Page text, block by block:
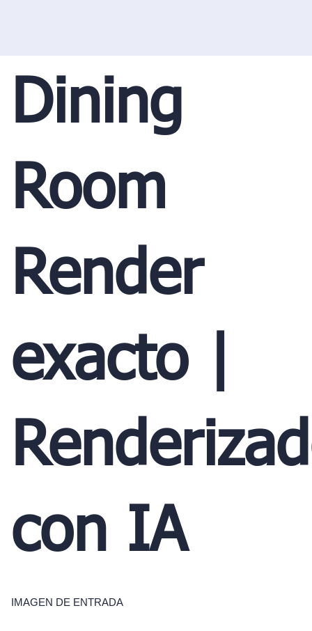
Dining
Room
Render
exacto |
con IA
IMAGEN DE ENTRADA